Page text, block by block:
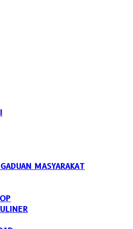
MASYARAKAT